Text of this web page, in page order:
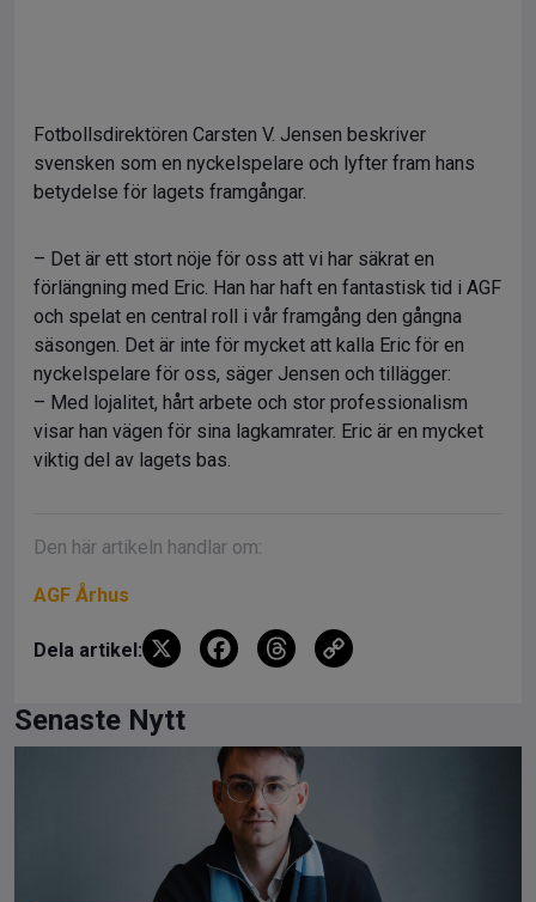
Fotbollsdirektören Carsten V. Jensen beskriver
svensken som en nyckelspelare och lyfter fram hans
betydelse för lagets framgångar.
– Det är ett stort nöje för oss att vi har säkrat en
förlängning med Eric. Han har haft en fantastisk tid i AGF
och spelat en central roll i vår framgång den gångna
säsongen. Det är inte för mycket att kalla Eric för en
nyckelspelare för oss, säger Jensen och tillägger:
– Med lojalitet, hårt arbete och stor professionalism
visar han vägen för sina lagkamrater. Eric är en mycket
viktig del av lagets bas.
Den här artikeln handlar om:
AGF Århus
Dela artikel: X
F
b
o
o
k
T
a
d
s
Senaste Nytt